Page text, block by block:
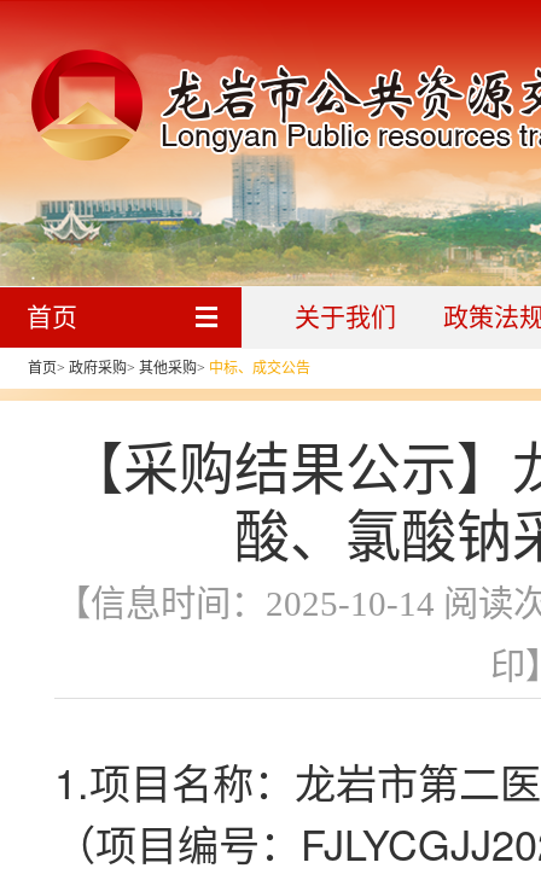
首页 关于我们 政策法
首页> 政府采购> 其他采购> 中标、成交公告
【采购结果公示
酸、氯酸钠
【信息时间：2025-10-14 阅读
印
1.项目名称：龙岩市第二
（项目编号：